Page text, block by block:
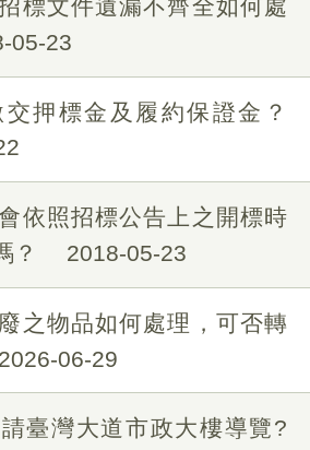
標文件遺漏不齊全如何處
05-23
押標金及履約保證金？
依照招標公告上之開標時
？
2018-05-23
之物品如何處理，可否轉
2026-06-29
臺灣大道市政大樓導覽?